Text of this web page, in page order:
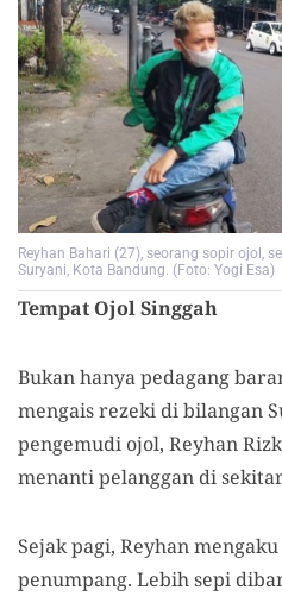
Reyhan Bahari (27), seorang sopir ojol,
Suryani, Kota Bandung. (Foto: Yogi Esa)
Tempat Ojol Singgah
Bukan hanya pedagang
mengais rezeki di bilangan
pengemudi ojol, Reyhan
menanti pelanggan di
Sejak pagi, Reyhan
penumpang. Lebih sepi